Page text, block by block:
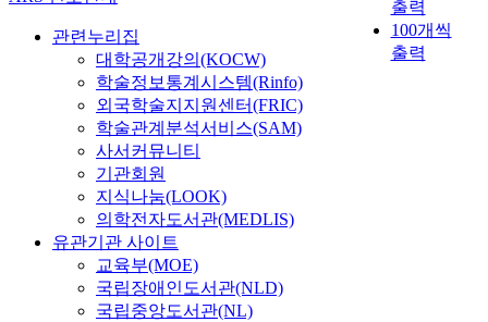
출력
100개씩
출력
관련누리집
대학공개강의(KOCW)
학술정보통계시스템(Rinfo)
외국학술지지원센터(FRIC)
학술관계분석서비스(SAM)
사서커뮤니티
기관회원
지식나눔(LOOK)
의학전자도서관(MEDLIS)
유관기관 사이트
교육부(MOE)
국립장애인도서관(NLD)
국립중앙도서관(NL)